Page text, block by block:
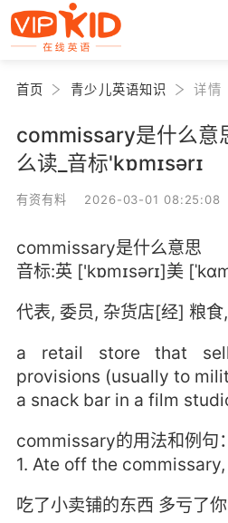
首页 青少儿英语知识 详情
commissary是什么意
么读_音标'kɒmɪsərɪ
有资有料 2026-03-01 08:25:08
commissary是什么意思
音标:英 ['kɒmɪsərɪ]美
代表, 委员, 杂货店[经] 粮
a retail store that
provisions (usually to
a snack bar in a film
commissary的用法和例句：
1. Ate off the
吃了小卖铺的东西 多亏了你